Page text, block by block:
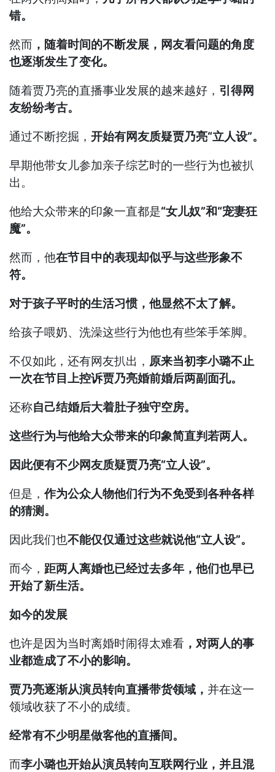
错。
然而 ，随着时间的不断发展，网友看问题的角度
也逐渐发生了变化。
随着贾乃亮的直播事业发展的越来越好， 引得网
友纷纷考古。
通过不断挖掘，开始有网友质疑贾乃亮“立人设”。
早期他带女儿参加亲子综艺时的一些行为也被扒
出。
他给大众带来的印象一直都是“女儿奴”和“宠妻狂
魔”。
然而，他在节目中的表现却似乎与这些形象不
符。
对于孩子平时的生活习惯，他显然不太了解。
给孩子喂奶、洗澡这些行为他也有些笨手笨脚。
不仅如此，还有网友扒出， 原来当初李小璐不止
一次在节目上控诉贾乃亮婚前婚后两副面孔。
还称自己结婚后大着肚子独守空房。
这些行为与他给大众带来的印象简直判若两人。
因此便有不少网友质疑贾乃亮“立人设”。
但是，作为公众人物他们行为不免受到各种各样
的猜测。
因此我们也不能仅仅通过这些就说他“立人设”。
而今， 距两人离婚也已经过去多年，他们也早已
开始了新生活。
如今的发展
也许是因为当时离婚时闹得太难看 ，对两人的事
业都造成了不小的影响。
贾乃亮逐渐从演员转向直播带货领域， 并在这一
领域收获了不小的成绩。
经常有不少明星做客他的直播间。
而李小璐也开始从演员转向互联网行业，并且混